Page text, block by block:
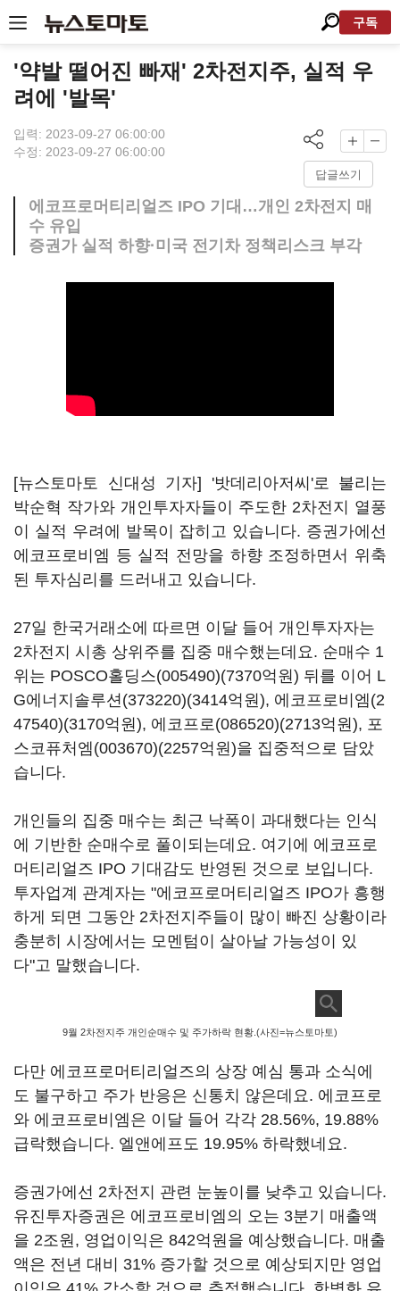
구독
'약발 떨어진 빠재' 2차전지주, 실적 우
려에 '발목'
입력: 2023-09-27 06:00:00
수정: 2023-09-27 06:00:00
답글쓰기
에코프로머티리얼즈 IPO 기대…개인 2차전지 매
수 유입
증권가 실적 하향·미국 전기차 정책리스크 부각
[뉴스토마토 신대성 기자] '밧데리아저씨'로 불리는
박순혁 작가와 개인투자자들이 주도한 2차전지 열풍
이 실적 우려에 발목이 잡히고 있습니다. 증권가에선
에코프로비엠 등 실적 전망을 하향 조정하면서 위축
된 투자심리를 드러내고 있습니다.
27일 한국거래소에 따르면 이달 들어 개인투자자는
2차전지 시총 상위주를 집중 매수했는데요. 순매수 1
위는 POSCO홀딩스(005490)(7370억원) 뒤를 이어 L
G에너지솔루션(373220)(3414억원), 에코프로비엠(2
47540)(3170억원), 에코프로(086520)(2713억원), 포
스코퓨처엠(003670)(2257억원)을 집중적으로 담았
습니다.
개인들의 집중 매수는 최근 낙폭이 과대했다는 인식
에 기반한 순매수로 풀이되는데요. 여기에 에코프로
머티리얼즈 IPO 기대감도 반영된 것으로 보입니다.
투자업계 관계자는 "에코프로머티리얼즈 IPO가 흥행
하게 되면 그동안 2차전지주들이 많이 빠진 상황이라
충분히 시장에서는 모멘텀이 살아날 가능성이 있
다"고 말했습니다.
9월 2차전지주 개인순매수 및 주가하락 현황.(사진=뉴스토마토)
다만 에코프로머티리얼즈의 상장 예심 통과 소식에
도 불구하고 주가 반응은 신통치 않은데요. 에코프로
와 에코프로비엠은 이달 들어 각각 28.56%, 19.88%
급락했습니다. 엘앤에프도 19.95% 하락했네요.
증권가에선 2차전지 관련 눈높이를 낮추고 있습니다.
유진투자증권은 에코프로비엠의 오는 3분기 매출액
을 2조원, 영업이익은 842억원을 예상했습니다. 매출
액은 전년 대비 31% 증가할 것으로 예상되지만 영업